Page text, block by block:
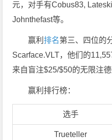
元，对手有Cobus83,
Johnthefast等。
赢利排名第三、四位的
Scarface.VLT，他们的
来自盲注$25/$50的无限注德
赢利排行榜：
选手
Trueteller